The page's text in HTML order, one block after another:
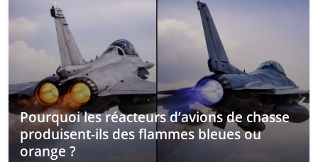
Pourquoi les réacteurs d’avions de chasse
produisent-ils des flammes bleues ou
orange ?